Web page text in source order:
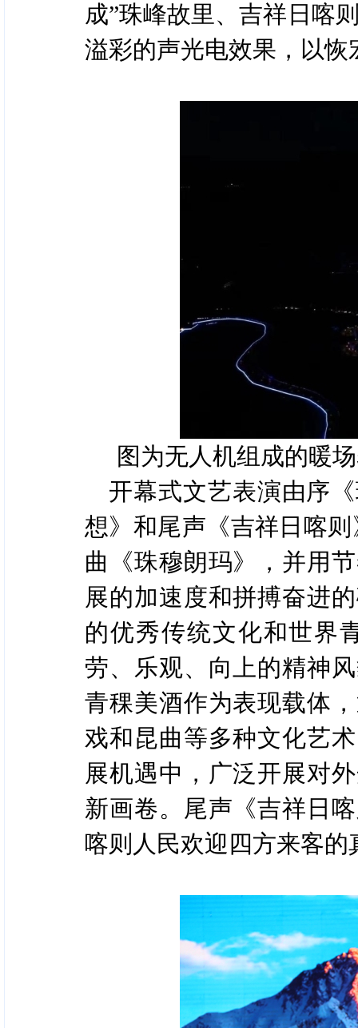
成”珠峰故里、吉祥日喀
溢彩的声光电效果，以
图为无人机组成的暖
开幕式文艺表演由序
想》和尾声《吉祥日喀
曲《珠穆朗玛》，并用
展的加速度和拼搏奋进
的优秀传统文化和世界
劳、乐观、向上的精神
青稞美酒作为表现载体
戏和昆曲等多种文化艺
展机遇中，广泛开展对
新画卷。尾声《吉祥日
喀则人民欢迎四方来客的